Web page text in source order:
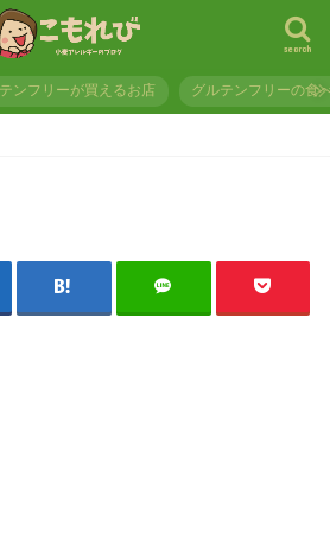
search
ンフリーが買えるお店 グルテンフリーの食